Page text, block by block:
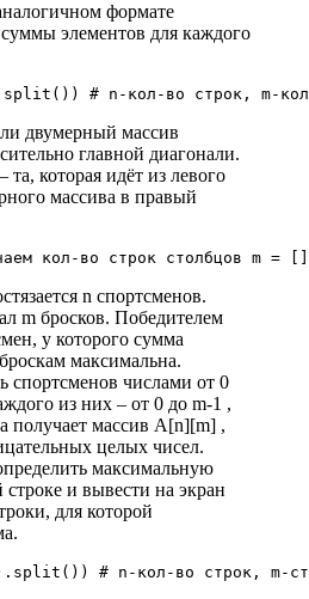
формате
элементов для каждого
# n-кол-во строк, m-кол-
ли двумерный массив
главной диагонали.
которая идёт из левого
массива в правый
кол-во строк столбцов m =
n спортcменов.
m бросков. Победителем
у которого сумма
максимальна.
спортсменов числами от 0
из них – от 0 до m-1 ,
получает массив A[n][m] ,
целых чисел.
максимальную
и вывести на экран
для которой
# n-кол-во строк, m-